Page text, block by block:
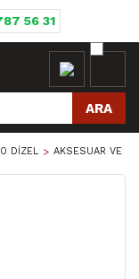
56 31
ARA
DİZEL AKSESUAR VE